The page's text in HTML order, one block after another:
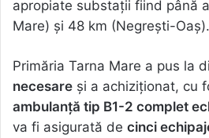
apropiate substații fiind până
Mare) și 48 km (Negrești-Oaș).
Primăria Tarna Mare a pus la
necesare și a achiziționat, cu
ambulanță tip B1-2 complet
va fi asigurată de cinci